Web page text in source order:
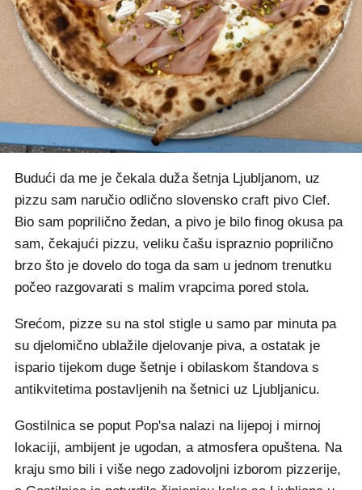
Budući da me je čekala duža šetnja Ljubljanom, uz
pizzu sam naručio odlično slovensko craft pivo Clef.
Bio sam poprilično žedan, a pivo je bilo finog okusa pa
sam, čekajući pizzu, veliku čašu ispraznio poprilično
brzo što je dovelo do toga da sam u jednom trenutku
počeo razgovarati s malim vrapcima pored stola.
Srećom, pizze su na stol stigle u samo par minuta pa
su djelomično ublažile djelovanje piva, a ostatak je
ispario tijekom duge šetnje i obilaskom štandova s
antikvitetima postavljenih na šetnici uz Ljubljanicu.
Gostilnica se poput Pop'sa nalazi na lijepoj i mirnoj
lokaciji, ambijent je ugodan, a atmosfera opuštena. Na
kraju smo bili i više nego zadovoljni izborom pizzerije,